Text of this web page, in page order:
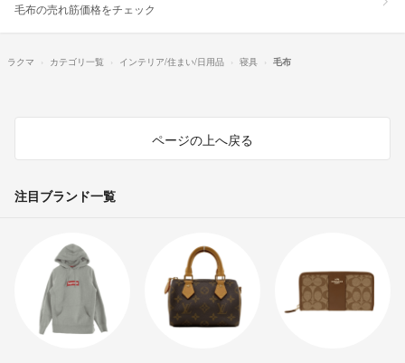
毛布の売れ筋価格をチェック
ラクマ カテゴリ一覧 インテリア/住まい/日用品 寝具 毛布
ページの上へ戻る
注目ブランド一覧